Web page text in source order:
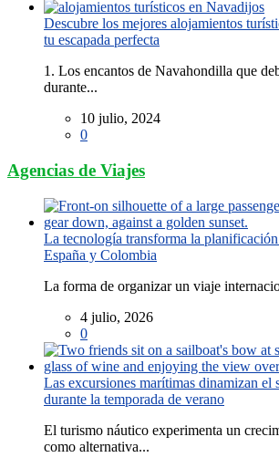
Descubre los mejores alojamientos
tu escapada perfecta
1. Los encantos de Navahondilla que
durante...
10 julio, 2024
0
Agencias de Viajes
La tecnología transforma la
España y Colombia
La forma de organizar un viaje
4 julio, 2026
0
Las excursiones marítimas dinamizan el
durante la temporada de verano
El turismo náutico experimenta un
como alternativa...